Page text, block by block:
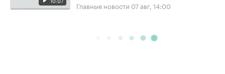
Главные новости 07 авг, 14:00